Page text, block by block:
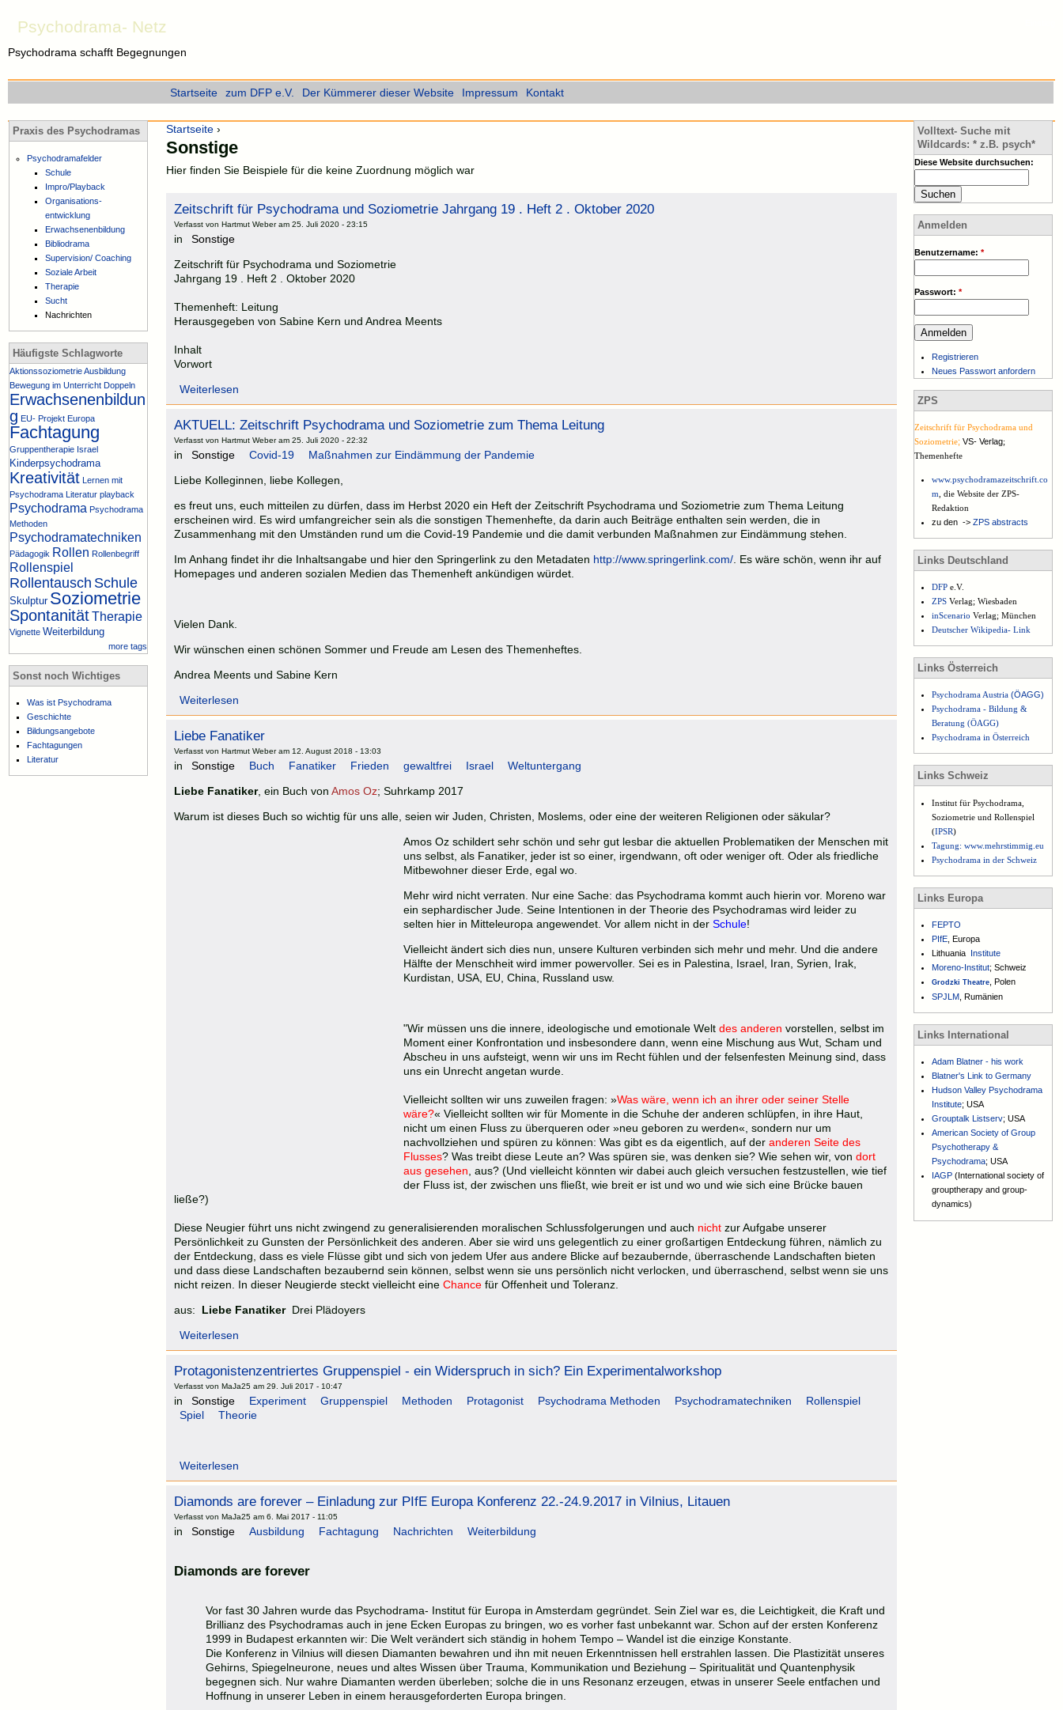
Psychodrama- Netz
Psychodrama schafft Begegnungen
Startseite ›
Sonstige
Hier finden Sie Beispiele für die keine Zuordnung möglich war
Zeitschrift für Psychodrama und Soziometrie Jahrgang 19 . Heft 2 . Oktober 2020
Verfasst von Hartmut Weber am 25. Juli 2020 - 23:15
in
Sonstige
Zeitschrift für Psychodrama und Soziometrie
Jahrgang 19 . Heft 2 . Oktober 2020
Themenheft: Leitung
Herausgegeben von Sabine Kern und Andrea Meents
Inhalt
Vorwort
Weiterlesen
AKTUELL: Zeitschrift Psychodrama und Soziometrie zum Thema Leitung
Verfasst von Hartmut Weber am 25. Juli 2020 - 22:32
in Sonstige Covid-19
Maßnahmen zur Eindämmung der Pandemie
Liebe Kolleginnen, liebe Kollegen,
es freut uns, euch mitteilen zu dürfen, dass im Herbst 2020 ein Heft der Zeitschrift Psychodrama und Soziometrie zum Thema Leitung
erscheinen wird. Es wird umfangreicher sein als die sonstigen Themenhefte, da darin auch Beiträge enthalten sein werden, die in
Zusammenhang mit den Umständen rund um die Covid-19 Pandemie und die damit verbunden Maßnahmen zur Eindämmung stehen.
Im Anhang findet ihr die Inhaltsangabe und hier den Springerlink zu den Metadaten http://www.springerlink.com/. Es wäre schön, wenn ihr auf
Homepages und anderen sozialen Medien das Themenheft ankündigen würdet.
Vielen Dank.
Wir wünschen einen schönen Sommer und Freude am Lesen des Themenheftes.
Andrea Meents und Sabine Kern
Weiterlesen
Liebe Fanatiker
Verfasst von Hartmut Weber am 12. August 2018 - 13:03
in Sonstige Buch Fanatiker Frieden gewaltfrei Israel
Weltuntergang
Liebe Fanatiker, ein Buch von Amos Oz; Suhrkamp 2017
Warum ist dieses Buch so wichtig für uns alle, seien wir Juden, Christen, Moslems, oder eine der weiteren Religionen oder säkular?
Amos Oz schildert sehr schön und sehr gut lesbar die aktuellen Problematiken der Menschen mit
uns selbst, als Fanatiker, jeder ist so einer, irgendwann, oft oder weniger oft. Oder als friedliche
Mitbewohner dieser Erde, egal wo.
Mehr wird nicht verraten. Nur eine Sache: das Psychodrama kommt auch hierin vor. Moreno war
ein sephardischer Jude. Seine Intentionen in der Theorie des Psychodramas wird leider zu
selten hier in Mitteleuropa angewendet. Vor allem nicht in der Schule!
Vielleicht ändert sich dies nun, unsere Kulturen verbinden sich mehr und mehr. Und die andere
Hälfte der Menschheit wird immer powervoller. Sei es in Palestina, Israel, Iran, Syrien, Irak,
Kurdistan, USA, EU, China, Russland usw.
"Wir müssen uns die innere, ideologische und emotionale Welt des anderen vorstellen, selbst im
Moment einer Konfrontation und insbesondere dann, wenn eine Mischung aus Wut, Scham und
Abscheu in uns aufsteigt, wenn wir uns im Recht fühlen und der felsenfesten Meinung sind, dass
uns ein Unrecht angetan wurde.
Vielleicht sollten wir uns zuweilen fragen: »Was wäre, wenn ich an ihrer oder seiner Stelle
wäre?« Vielleicht sollten wir für Momente in die Schuhe der anderen schlüpfen, in ihre Haut,
nicht um einen Fluss zu überqueren oder »neu geboren zu werden«, sondern nur um
nachvollziehen und spüren zu können: Was gibt es da eigentlich, auf der anderen Seite des
Flusses? Was treibt diese Leute an? Was spüren sie, was denken sie? Wie sehen wir, von dort
aus gesehen, aus? (Und vielleicht könnten wir dabei auch gleich versuchen festzustellen, wie tief
der Fluss ist, der zwischen uns fließt, wie breit er ist und wo und wie sich eine Brücke bauen
ließe?)
Diese Neugier führt uns nicht zwingend zu generalisierenden moralischen Schlussfolgerungen und auch nicht zur Aufgabe unserer
Persönlichkeit zu Gunsten der Persönlichkeit des anderen. Aber sie wird uns gelegentlich zu einer großartigen Entdeckung führen, nämlich zu
der Entdeckung, dass es viele Flüsse gibt und sich von jedem Ufer aus andere Blicke auf bezaubernde, überraschende Landschaften bieten
und dass diese Landschaften bezaubernd sein können, selbst wenn sie uns persönlich nicht verlocken, und überraschend, selbst wenn sie uns
nicht reizen. In dieser Neugierde steckt vielleicht eine Chance für Offenheit und Toleranz.
aus: Liebe Fanatiker Drei Plädoyers
Weiterlesen
Protagonistenzentriertes Gruppenspiel - ein Widerspruch in sich? Ein Experimentalworkshop
Verfasst von MaJa25 am 29. Juli 2017 - 10:47
in Sonstige Experiment Gruppenspiel Methoden Protagonist Psychodrama Methoden Psychodramatechniken
Rollenspiel
Spiel
Theorie
Weiterlesen
Diamonds are forever – Einladung zur PIfE Europa Konferenz 22.-24.9.2017 in Vilnius, Litauen
Verfasst von MaJa25 am 6. Mai 2017 - 11:05
in Sonstige Ausbildung Fachtagung Nachrichten Weiterbildung
Diamonds are forever
Vor fast 30 Jahren wurde das Psychodrama- Institut für Europa in Amsterdam gegründet. Sein Ziel war es, die Leichtigkeit, die Kraft und
Brillianz des Psychodramas auch in jene Ecken Europas zu bringen, wo es vorher fast unbekannt war. Schon auf der ersten Konferenz
1999 in Budapest erkannten wir: Die Welt verändert sich ständig in hohem Tempo – Wandel ist die einzige Konstante.
Die Konferenz in Vilnius will diesen Diamanten bewahren und ihn mit neuen Erkenntnissen hell erstrahlen lassen. Die Plastizität unseres
Gehirns, Spiegelneurone, neues und altes Wissen über Trauma, Kommunikation und Beziehung – Spiritualität und Quantenphysik
begegnen sich. Nur wahre Diamanten werden überleben; solche die in uns Resonanz erzeugen, etwas in unserer Seele entfachen und
Hoffnung in unserer Leben in einem herausgeforderten Europa bringen.
Startseite zum DFP e.V. Der Kümmerer dieser Website Impressum Kontakt
Praxis des Psychodramas
Psychodramafelder
Schule
Impro/Playback
Organisations-
entwicklung
Erwachsenenbildung
Bibliodrama
Supervision/ Coaching
Soziale Arbeit
Therapie
Sucht
Nachrichten
Häufigste Schlagworte
AktionssoziometrieAusbildung
Bewegung im Unterricht Doppeln
Erwachsenenbildun
g EU- Projekt Europa
Fachtagung
Gruppentherapie Israel
Kinderpsychodrama
Kreativität Lernen mit
Psychodrama Literatur playback
Psychodrama Psychodrama
Methoden
Psychodramatechniken
Pädagogik Rollen Rollenbegriff
Rollenspiel
Rollentausch Schule
Skulptur Soziometrie
SpontanitätTherapie
Vignette Weiterbildung
more tags
Sonst noch Wichtiges
Was ist Psychodrama
Geschichte
Bildungsangebote
Fachtagungen
Literatur
Volltext- Suche mit
Wildcards: * z.B. psych*
Diese Website durchsuchen:
Anmelden
Benutzername: *
Passwort: *
Registrieren
Neues Passwort anfordern
ZPS
Zeitschrift für Psychodrama und
Soziometrie; VS- Verlag;
Themenhefte
www.psychodramazeitschrift.co
m , die Website der ZPS-
Redaktion
zu den ->ZPS abstracts
Links Deutschland
DFP e.V.
ZPS Verlag; Wiesbaden
inScenarioVerlag; München
Deutscher Wikipedia- Link
Links Österreich
Psychodrama Austria (ÖAGG)
Psychodrama - Bildung &
Beratung (ÖAGG)
Psychodrama in Österreich
Links Schweiz
Institut für Psychodrama,
Soziometrie und Rollenspiel
(IPSR)
Tagung: www.mehrstimmig.eu
Psychodrama in der Schweiz
Links Europa
FEPTO
PIfE , Europa
Lithuania Institute
Moreno-Institut; Schweiz
Grodzki Theatre , Polen
SPJLM , Rumänien
Links International
Adam Blatner - his work
Blatner's Link to Germany
Hudson Valley Psychodrama
Institute; USA
Grouptalk Listserv; USA
American Society of Group
Psychotherapy &
Psychodrama; USA
IAGP(International society of
grouptherapy and group-
dynamics)